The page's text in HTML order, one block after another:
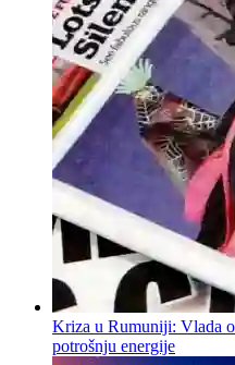
Kriza u Rumuniji: Vlada
potrošnju energije